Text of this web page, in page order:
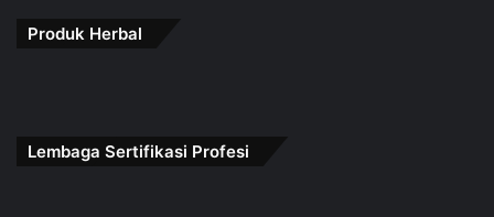
Produk Herbal
Lembaga Sertifikasi Profesi